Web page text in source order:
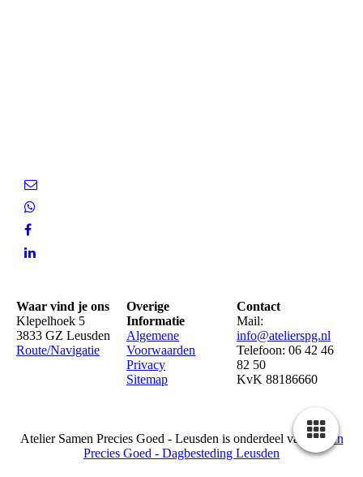
Waar vind je ons
Klepelhoek 5
3833 GZ Leusden
Route/Navigatie
Overige
Informatie
Algemene
Voorwaarden
Privacy
Sitemap
Contact
Mail:
info@atelierspg.nl
Telefoon: 06 42 46
82 50
KvK 88186660
Atelier Samen Precies Goed - Leusden is onderdeel vanSamen
Precies Goed - Dagbesteding Leusden